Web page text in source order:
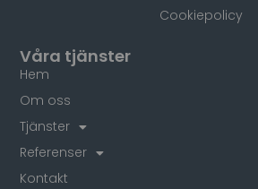
Cookiepolicy
Våra tjänster
Hem
Om oss
Tjänster
Referenser
Kontakt